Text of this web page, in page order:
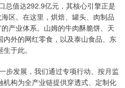
值达292.9亿元，其核心引擎正是
区。在这里，烘焙、罐头、肉制品
产业体系。山姆的牛肉酥脆饼、天
外的网红零食，以及泰山食品、东
于此。
发展，我们通过专项行动、按月监
构为全产业链提供穿透式、定制化